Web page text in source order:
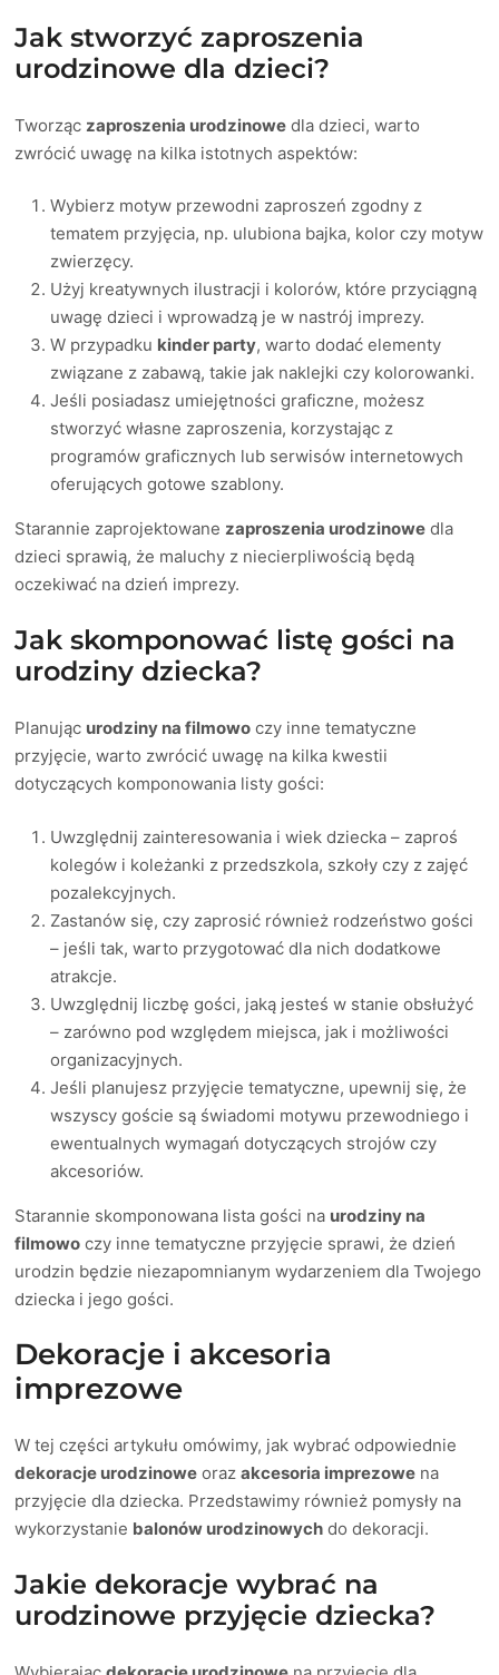
Jak stworzyć zaproszenia
urodzinowe dla dzieci?
Tworzączaproszenia urodzinowe dla dzieci, warto
zwrócić uwagę na kilka istotnych aspektów:
Wybierz motyw przewodni zaproszeń zgodny z
tematem przyjęcia, np. ulubiona bajka, kolor czy motyw
zwierzęcy.
Użyj kreatywnych ilustracji i kolorów, które przyciągną
uwagę dzieci i wprowadzą je w nastrój imprezy.
W przypadku kinder party, warto dodać elementy
związane z zabawą, takie jak naklejki czy kolorowanki.
Jeśli posiadasz umiejętności graficzne, możesz
stworzyć własne zaproszenia, korzystając z
programów graficznych lub serwisów internetowych
oferujących gotowe szablony.
Starannie zaprojektowanezaproszenia urodzinowe dla
dzieci sprawią, że maluchy z niecierpliwością będą
oczekiwać na dzień imprezy.
Jak skomponować listę gości na
urodziny dziecka?
Planując urodziny na filmowo czy inne tematyczne
przyjęcie, warto zwrócić uwagę na kilka kwestii
dotyczących komponowania listy gości:
Uwzględnij zainteresowania i wiek dziecka – zaproś
kolegów i koleżanki z przedszkola, szkoły czy z zajęć
pozalekcyjnych.
Zastanów się, czy zaprosić również rodzeństwo gości
– jeśli tak, warto przygotować dla nich dodatkowe
atrakcje.
Uwzględnij liczbę gości, jaką jesteś w stanie obsłużyć
– zarówno pod względem miejsca, jak i możliwości
organizacyjnych.
Jeśli planujesz przyjęcie tematyczne, upewnij się, że
wszyscy goście są świadomi motywu przewodniego i
ewentualnych wymagań dotyczących strojów czy
akcesoriów.
Starannie skomponowana lista gości na urodziny na
filmowo czy inne tematyczne przyjęcie sprawi, że dzień
urodzin będzie niezapomnianym wydarzeniem dla Twojego
dziecka i jego gości.
Dekoracje i akcesoria
imprezowe
W tej części artykułu omówimy, jak wybrać odpowiednie
dekoracje urodzinowe orazakcesoria imprezowe na
przyjęcie dla dziecka. Przedstawimy również pomysły na
wykorzystanie balonów urodzinowych do dekoracji.
Jakie dekoracje wybrać na
urodzinowe przyjęcie dziecka?